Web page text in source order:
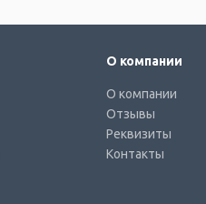
О компании
О компании
Отзывы
Реквизиты
Контакты